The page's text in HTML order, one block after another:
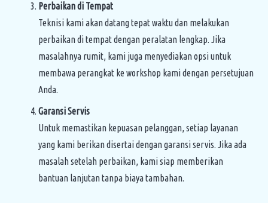
Perbaikan di Tempat
Teknisi kami akan datang tepat waktu dan melakukan
perbaikan di tempat dengan peralatan lengkap. Jika
masalahnya rumit, kami juga menyediakan opsi untuk
membawa perangkat ke workshop kami dengan persetujuan
Anda.
Garansi Servis
Untuk memastikan kepuasan pelanggan, setiap layanan
yang kami berikan disertai dengan garansi servis. Jika ada
masalah setelah perbaikan, kami siap memberikan
bantuan lanjutan tanpa biaya tambahan.